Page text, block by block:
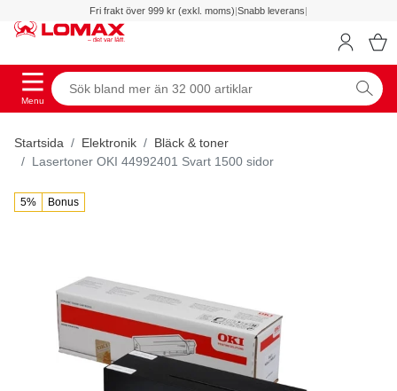
Fri frakt över 999 kr (exkl. moms)|Snabb leverans|
Menu
Startsida Elektronik
Bläck & toner
Lasertoner OKI 44992401 Svart 1500 sidor
5% Bonus